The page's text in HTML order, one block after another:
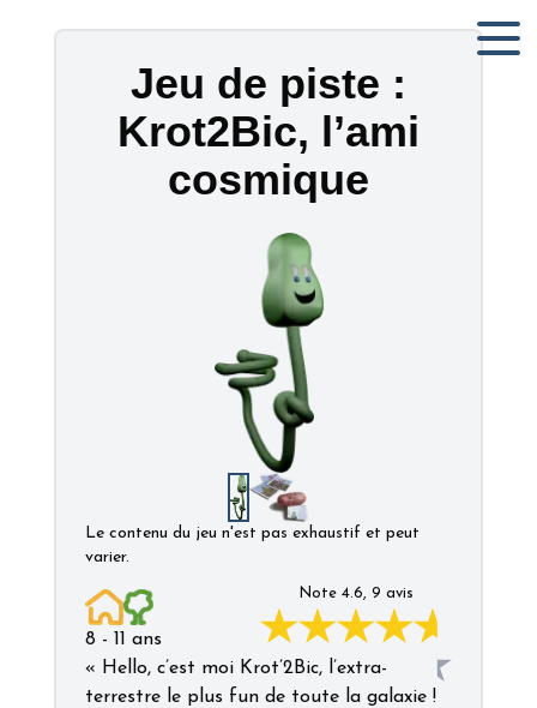
Jeu de piste :
Krot2Bic, l’ami
cosmique
Le contenu du jeu n'est pas exhaustif et peut
varier.
8- 11 ans
Note4.6, 9 avis
« Hello, c’est moi Krot’2Bic, l’extra-
terrestre le plus fun de toute la galaxie !